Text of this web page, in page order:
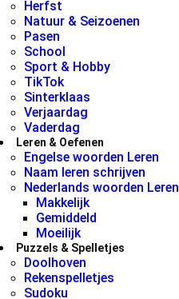
Herfst
Natuur & Seizoenen
Pasen
School
Sport & Hobby
TikTok
Sinterklaas
Verjaardag
Vaderdag
Leren & Oefenen
Engelse woorden Leren
Naam leren schrijven
Nederlands woorden Leren
Makkelijk
Gemiddeld
Moeilijk
Puzzels & Spelletjes
Doolhoven
Rekenspelletjes
Sudoku